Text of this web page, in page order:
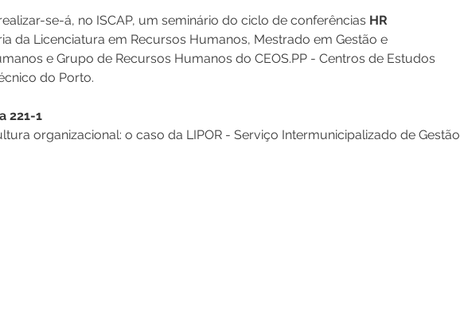
se-á, no ISCAP, um seminário do ciclo de conferências HR
da Licenciatura em Recursos Humanos, Mestrado em Gestão e
e Grupo de Recursos Humanos do CEOS.PP - Centros de Estudos
do Porto.
221-1
organizacional: o caso da LIPOR - Serviço Intermunicipalizado de Gestão